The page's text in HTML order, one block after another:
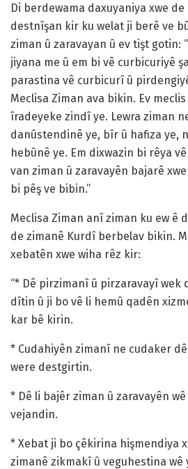
Di berdewama daxuyaniya xwe de
destnîşan kir ku welat ji berê ve
ziman û zaravayan û ev tişt gotin:
jiyana me û em bi vê curbicuriyê
parastina vê curbicurî û
Meclisa Ziman ava bikin. Ev
îradeyeke zindî ye. Lewra ziman
danûstendinê ye, bîr û hafiza ye,
hebûnê ye. Em dixwazin bi rêya
van ziman û zaravayên bajarê
bi pêş ve bibin.”
Meclisa Ziman anî ziman ku ew ê
de zimanê Kurdî berbelav bikin.
xebatên xwe wiha rêz kir:
“* Dê pirzimanî û pirzaravayî wek
dîtin û ji bo vê li hemû qadên
kar bê kirin.
* Cudahiyên zimanî ne cudaker
were destgirtin.
* Dê li bajêr ziman û zaravayên
vejandin.
* Xebat ji bo çêkirina hişmendiya
zimanê zikmakî û veguhestina wê